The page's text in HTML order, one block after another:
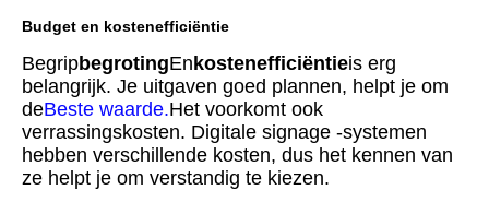
Budget en kostenefficiëntie
BegripbegrotingEn kostenefficiëntieis erg
belangrijk. Je uitgaven goed plannen, helpt je om
deBeste waarde.Het voorkomt ook
verrassingskosten. Digitale signage -systemen
hebben verschillende kosten, dus het kennen van
ze helpt je om verstandig te kiezen.